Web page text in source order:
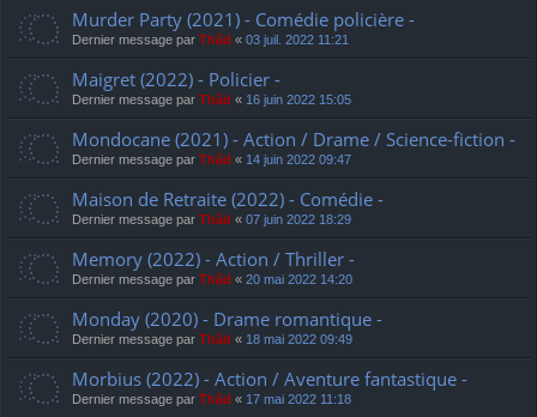
Murder Party (2021) - Comédie policière -
Dernier message par Thãd « 03 juil. 2022 11:21
Maigret (2022) - Policier -
Dernier message par Thãd « 16 juin 2022 15:05
Mondocane (2021) - Action / Drame / Science-fiction -
Dernier message par Thãd « 14 juin 2022 09:47
Maison de Retraite (2022) - Comédie -
Dernier message par Thãd « 07 juin 2022 18:29
Memory (2022) - Action / Thriller -
Dernier message par Thãd « 20 mai 2022 14:20
Monday (2020) - Drame romantique -
Dernier message par Thãd « 18 mai 2022 09:49
Morbius (2022) - Action / Aventure fantastique -
Dernier message par Thãd « 17 mai 2022 11:18